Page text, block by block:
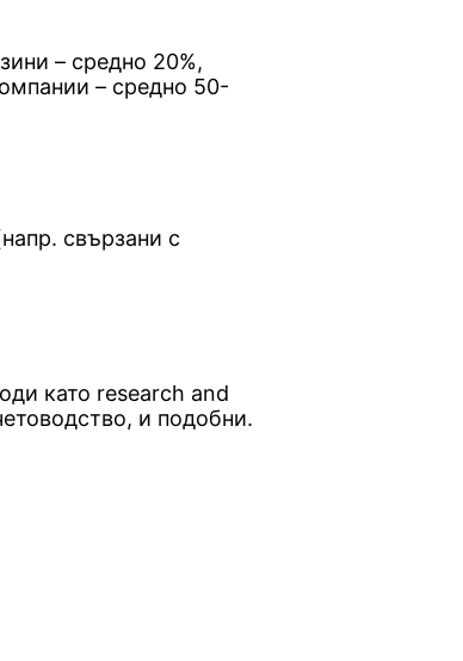
– средно 20%,
– средно 50-
свързани с
като research and
и подобни.